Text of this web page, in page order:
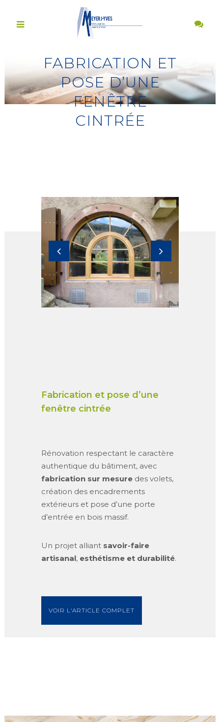
FABRICATION ET
POSE D’UNE
FENÊTRE
CINTRÉE
Fabrication et pose d’une
fenêtre cintrée
Rénovation respectant le caractère
authentique du bâtiment, avec
fabrication sur mesure des volets,
création des encadrements
extérieurs et pose d’une porte
d’entrée en bois massif.
Un projet alliant savoir-faire
artisanal, esthétisme et durabilité.
VOIR L'ARTICLE COMPLET